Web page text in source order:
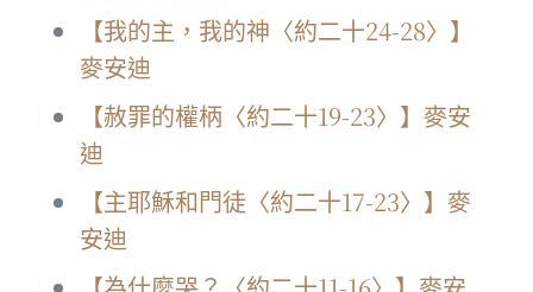
【我的主，我的神〈約二十24-28〉】
麥安迪
【赦罪的權柄〈約二十19-23〉】麥安
迪
【主耶穌和門徒〈約二十17-23〉】麥
安迪